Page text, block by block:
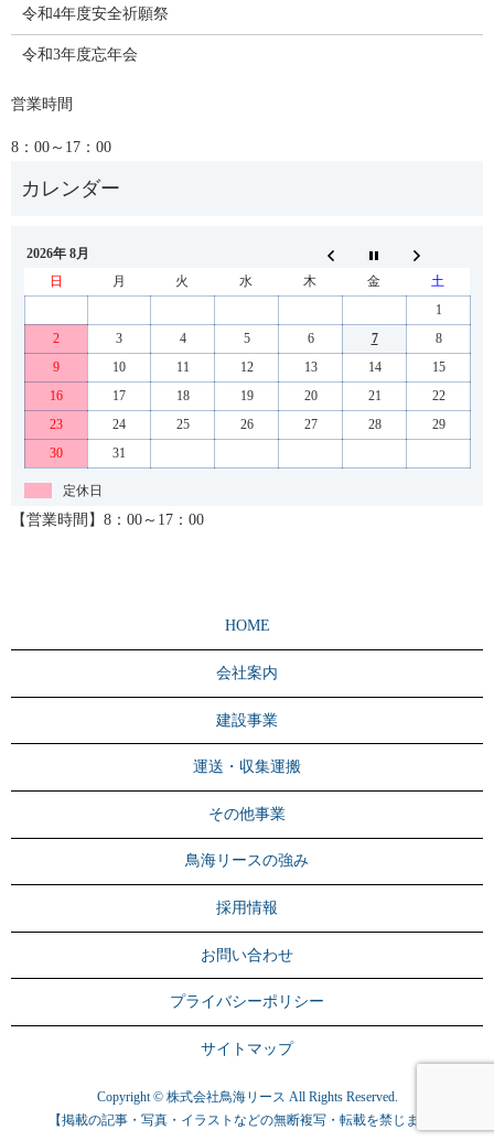
令和4年度安全祈願祭
令和3年度忘年会
営業時間
8：00～17：00
2026年 8月
日
月 火 水 木 金
土
1
2
3 4 5 6 7
8
9
10 11 12 13 14
15
16
17 18 19 20 21
22
23
24 25 26 27 28
29
30
31
定休日
【営業時間】8：00～17：00
HOME
会社案内
建設事業
運送・収集運搬
その他事業
鳥海リースの強み
採用情報
お問い合わせ
プライバシーポリシー
サイトマップ
Copyright © 株式会社鳥海リース All Rights Reserved.
【掲載の記事・写真・イラストなどの無断複写・転載を禁じます】